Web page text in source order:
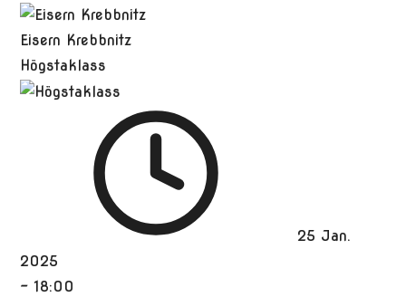
Eisern Krebbnitz
Högstaklass
25 Jan.
2025
- 18:00